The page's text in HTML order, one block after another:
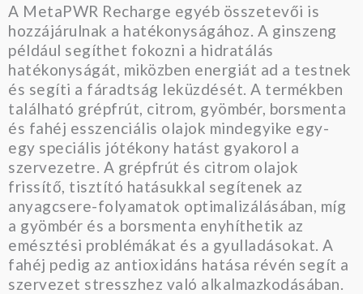
A MetaPWR Recharge egyéb összetevői is
hozzájárulnak a hatékonyságához. A ginszeng
például segíthet fokozni a hidratálás
hatékonyságát, miközben energiát ad a testnek
és segíti a fáradtság leküzdését. A termékben
található grépfrút, citrom, gyömbér, borsmenta
és fahéj esszenciális olajok mindegyike egy-
egy speciális jótékony hatást gyakorol a
szervezetre. A grépfrút és citrom olajok
frissítő, tisztító hatásukkal segítenek az
anyagcsere-folyamatok optimalizálásában, míg
a gyömbér és a borsmenta enyhíthetik az
emésztési problémákat és a gyulladásokat. A
fahéj pedig az antioxidáns hatása révén segít a
szervezet stresszhez való alkalmazkodásában.